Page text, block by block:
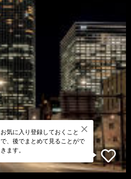
お気に入り登録しておくこと
で、後でまとめて見ることがで
きます。